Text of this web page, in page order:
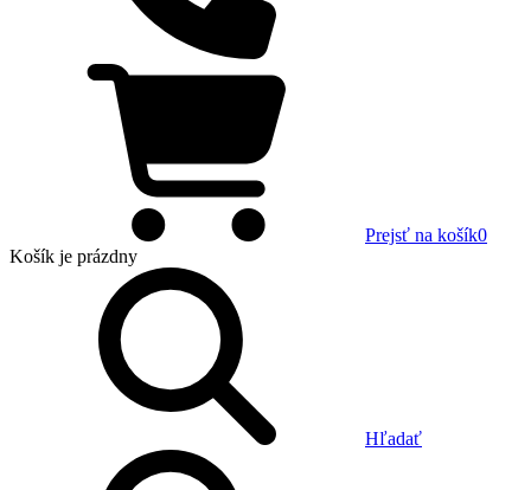
Prejsť na košík0
Košík je prázdny
Hľadať